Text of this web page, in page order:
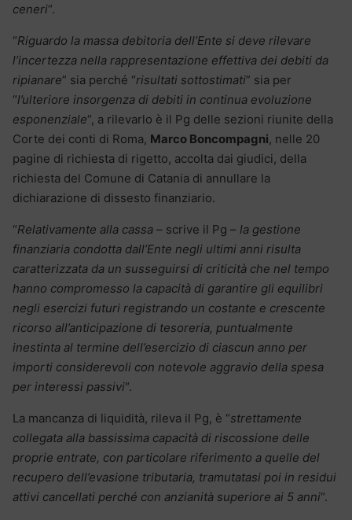
ceneri“.
“Riguardo la massa debitoria dell’Ente si deve rilevare
l’incertezza nella rappresentazione effettiva dei debiti da
ripianare” sia perché “risultati sottostimati” sia per
“l’ulteriore insorgenza di debiti in continua evoluzione
esponenziale“, a rilevarlo è il Pg delle sezioni riunite della
Corte dei conti di Roma, Marco Boncompagni, nelle 20
pagine di richiesta di rigetto, accolta dai giudici, della
richiesta del Comune di Catania di annullare la
dichiarazione di dissesto finanziario.
“Relativamente alla cassa – scrive il Pg – la gestione
finanziaria condotta dall’Ente negli ultimi anni risulta
caratterizzata da un susseguirsi di criticità che nel tempo
hanno compromesso la capacità di garantire gli equilibri
negli esercizi futuri registrando un costante e crescente
ricorso all’anticipazione di tesoreria, puntualmente
inestinta al termine dell’esercizio di ciascun anno per
importi considerevoli con notevole aggravio della spesa
per interessi passivi“.
La mancanza di liquidità, rileva il Pg, è “strettamente
collegata alla bassissima capacità di riscossione delle
proprie entrate, con particolare riferimento a quelle del
recupero dell’evasione tributaria, tramutatasi poi in residui
attivi cancellati perché con anzianità superiore ai 5 anni“.